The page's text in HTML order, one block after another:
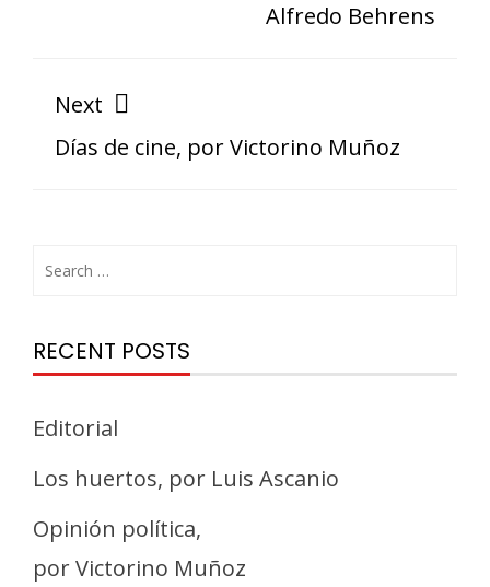
Alfredo Behrens
Next
Días de cine, por Victorino Muñoz
RECENT POSTS
Editorial
Los huertos, por Luis Ascanio
Opinión política,
por Victorino Muñoz